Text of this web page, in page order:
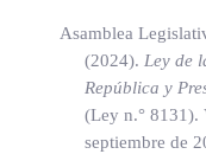
decisión emanada
expediente, con
defensa en su favor,
Contraloría General
Asamblea
(2024). Ley de
República y
(Ley n.° 8131).
septiembre de